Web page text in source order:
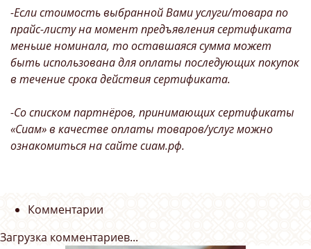
-Если стоимость выбранной Вами услуги/товара по
прайс-листу на момент предъявления сертификата
меньше номинала, то оставшаяся сумма может
быть использована для оплаты последующих покупок
в течение срока действия сертификата.
-Со списком партнёров, принимающих сертификаты
«Сиам» в качестве оплаты товаров/услуг можно
ознакомиться на сайте сиам.рф.
Комментарии
Загрузка комментариев...